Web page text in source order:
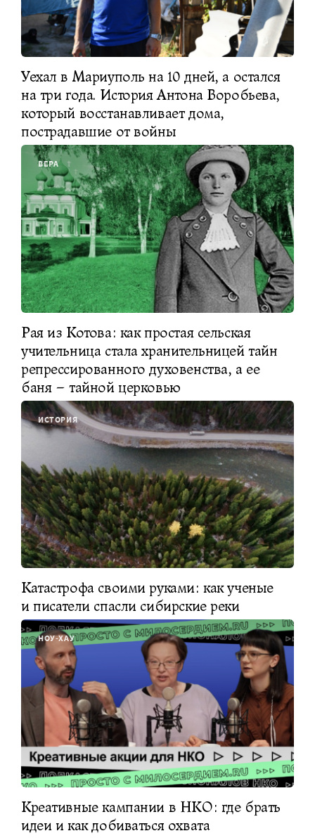
Уехал в Мариуполь на 10 дней, а остался
на три года. История Антона Воробьева,
который восстанавливает дома,
пострадавшие от войны
ВЕРА
Рая из Котова: как простая сельская
учительница стала хранительницей тайн
репрессированного духовенства, а ее
баня – тайной церковью
ИСТОРИЯ
Катастрофа своими руками: как ученые
и писатели спасли сибирские реки
НОУ-ХАУ
Креативные кампании в НКО: где брать
идеи и как добиваться охвата